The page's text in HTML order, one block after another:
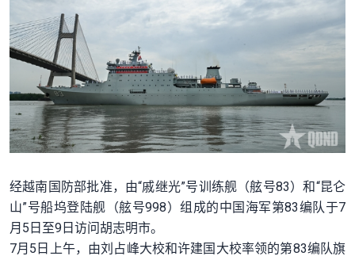
经越南国防部批准，由“戚继光”号训练舰（舷号83）和“昆仑
山”号船坞登陆舰（舷号998）组成的中国海军第83编队于7
月5日至9日访问胡志明市。
7月5日上午，由刘占峰大校和许建国大校率领的第83编队旗